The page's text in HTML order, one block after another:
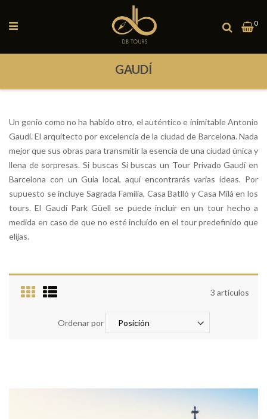
Toggle
Mi
0
GAUDÍ
Un genio como no ha habido otro, el auténtico e inimitable Antonio
Gaudí. El arquitecto por excelencia de la ciudad de Barcelona. Nada
mejor que sus obras para transmitir la esencia de una ciudad única y
llena de sorpresas. Si buscas Si buscas un Tour Privado Gaudí en
Barcelona con un Guia local, aquí encontrarás varias ideas. Por
supuesto se incluye Sagrada Familia, Casa Batlló y Casa Milá en los
tours. El Gaudí Park Güell se puede incluir en un tour hecho a
medida en caso de que no esté incluído en el tour predefinido que
elijas.
3 artículos
Ordenar por